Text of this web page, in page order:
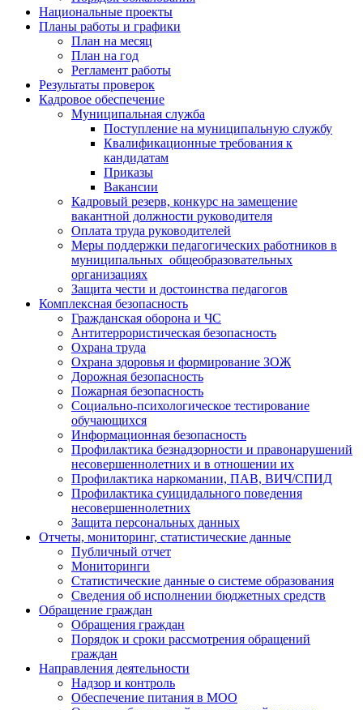
Национальные проекты
Планы работы и графики
План на месяц
План на год
Регламент работы
Результаты проверок
Кадровое обеспечение
Муниципальная служба
Поступление на муниципальную службу
Квалификационные требования к
кандидатам
Приказы
Вакансии
Кадровый резерв, конкурс на замещение
вакантной должности руководителя
Оплата труда руководителей
Меры поддержки педагогических работников в
муниципальных общеобразовательных
организациях
Защита чести и достоинства педагогов
Комплексная безопасность
Гражданская оборона и ЧС
Антитеррористическая безопасность
Охрана труда
Охрана здоровья и формирование ЗОЖ
Дорожная безопасность
Пожарная безопасность
Социально-психологическое тестирование
обучающихся
Информационная безопасность
Профилактика безнадзорности и правонарушений
несовершеннолетних и в отношении их
Профилактика наркомании, ПАВ, ВИЧ/СПИД
Профилактика суицидального поведения
несовершеннолетних
Защита персональных данных
Отчеты, мониторинг, статистические данные
Публичный отчет
Мониторинги
Статистические данные о системе образования
Сведения об исполнении бюджетных средств
Обращение граждан
Обращения граждан
Порядок и сроки рассмотрения обращений
граждан
Направления деятельности
Надзор и контроль
Обеспечение питания в МОО